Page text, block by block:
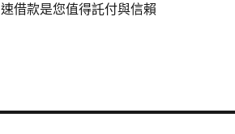
速借款是您值得託付與信賴